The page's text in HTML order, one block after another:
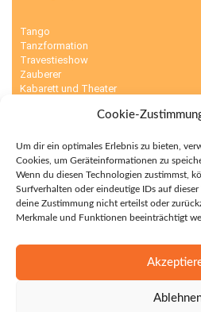
Cookie-
Um dir ein optimales Erlebnis zu bieten,
Cookies, um Geräteinformationen zu
Wenn du diesen Technologien zustimmst,
Surfverhalten oder eindeutige IDs auf
deine Zustimmung nicht erteilst oder
Merkmale und Funktionen beeinträchtigt
Tango
Tanzformation
Travestieshow
Zauberer
Kabarett und Theater
Kinderunterhaltung
Luftballonmodellierer
Sumo Ringer
Surfsimulator
Torwandschießen
Sensationsdarsteller